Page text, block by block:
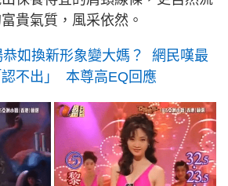
貴氣質，風采依然。
恭如換新形象變大媽？ 網民嘆最
不出」 本尊高EQ回應